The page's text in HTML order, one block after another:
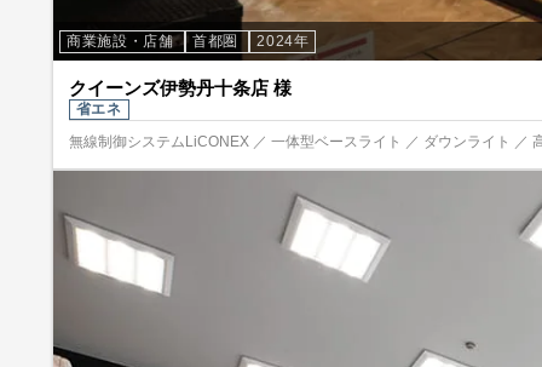
商業施設・店舗 首都圏 2024年
クイーンズ伊勢丹十条店 様
省エネ
無線制御システムLiCONEX ／ 一体型ベースライト ／ ダウンライト ／